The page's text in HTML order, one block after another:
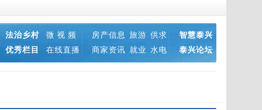
法治乡村
微 视 频
优秀栏目
在线直播
房产信息 旅游 供求
商家资讯 就业 水电
智慧泰兴
泰兴论坛